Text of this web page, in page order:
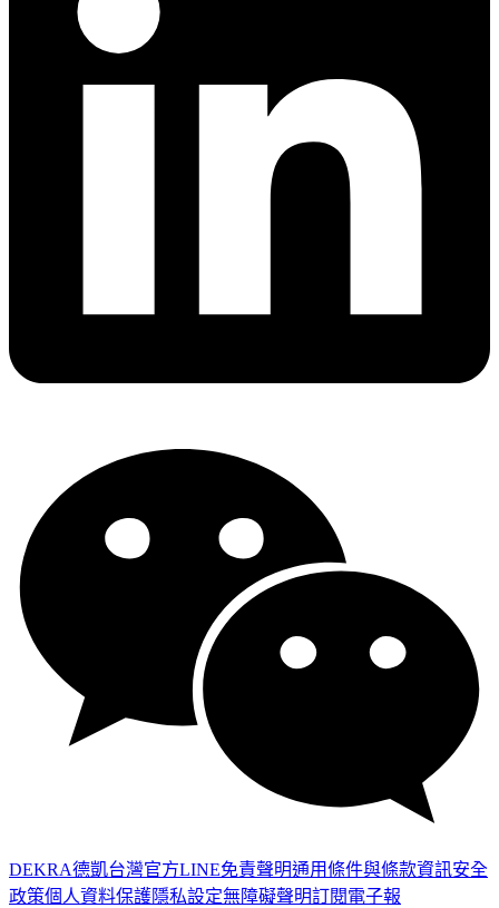
DEKRA德凱台灣官方LINE免責聲明通用條件與條款資訊安全
政策個人資料保護隱私設定無障礙聲明訂閱電子報